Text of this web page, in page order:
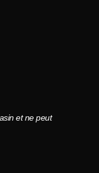
et ne peut